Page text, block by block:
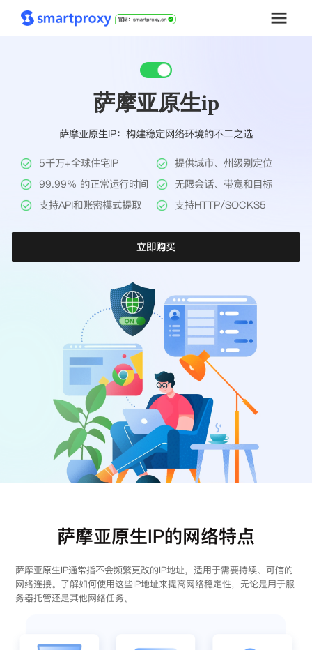
解决方案
工具
帮助中心
萨摩亚原生ip
萨摩亚原生IP：构建稳定网络环境的不二之选
5千万+全球住宅IP
提供城市、州级别定位
99.99% 的正常运行时间
无限会话、带宽和目标
支持API和账密模式提取
支持HTTP/SOCKS5
立即购买
萨摩亚原生IP的网络特点
萨摩亚原生IP通常指不会频繁更改的IP地址，适用于需要持续、可信的
网络连接。了解如何使用这些IP地址来提高网络稳定性，无论是用于服
务器托管还是其他网络任务。